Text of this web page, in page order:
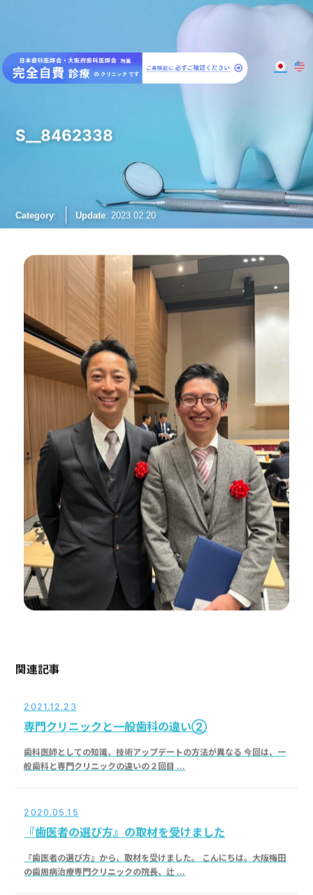
大阪梅田のインプラント
歯周病専門歯科 SPIDO(スピード)
S__8462338
Category: Update: 2023.02.20
関連記事
2021.12.23
専門クリニックと一般歯科の違い②
歯科医師としての知識、技術アップデートの方法が異なる 今回は、一
般歯科と専門クリニックの違いの２回目 ...
2020.05.15
『歯医者の選び方』の取材を受けました
『歯医者の選び方』から、取材を受けました。 こんにちは。大阪梅田
の歯周病治療専門クリニックの院長、辻 ...